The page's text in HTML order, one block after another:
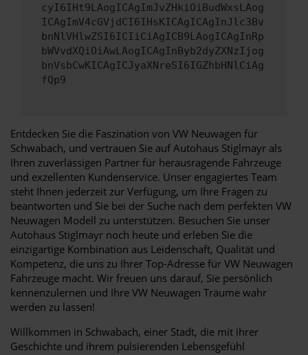
cyI6IHt9LAogICAgImJvZHkiOiBudWxsLAog
ICAgImV4cGVjdCI6IHsKICAgICAgInJlc3Bv
bnNlVHlwZSI6ICIiCiAgICB9LAogICAgInRp
bWVvdXQiOiAwLAogICAgInByb2dyZXNzIjog
bnVsbCwKICAgICJyaXNreSI6IGZhbHNlCiAg
fQp9
Entdecken Sie die Faszination von VW Neuwagen für
Schwabach, und vertrauen Sie auf Autohaus Stiglmayr als
Ihren zuverlässigen Partner für herausragende Fahrzeuge
und exzellenten Kundenservice. Unser engagiertes Team
steht Ihnen jederzeit zur Verfügung, um Ihre Fragen zu
beantworten und Sie bei der Suche nach dem perfekten VW
Neuwagen Modell zu unterstützen. Besuchen Sie unser
Autohaus Stiglmayr noch heute und erleben Sie die
einzigartige Kombination aus Leidenschaft, Qualität und
Kompetenz, die uns zu Ihrer Top-Adresse für VW Neuwagen
Fahrzeuge macht. Wir freuen uns darauf, Sie persönlich
kennenzulernen und Ihre VW Neuwagen Träume wahr
werden zu lassen!
Willkommen in Schwabach, einer Stadt, die mit ihrer
Geschichte und ihrem pulsierenden Lebensgefühl